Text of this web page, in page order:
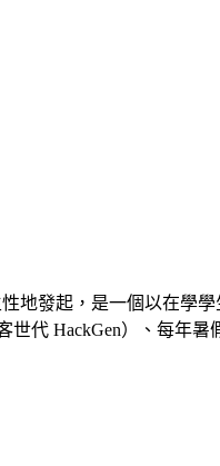
性地發起，是一個以在
代 HackGen）、每年